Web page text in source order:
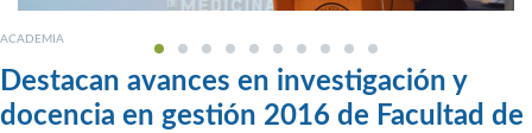
ACADEMIA
Destacan avances en investigación y
docencia en gestión 2016 de Facultad de